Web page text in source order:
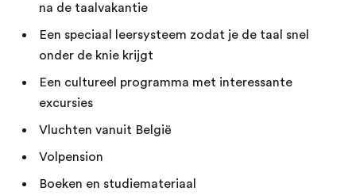
na de taalvakantie
Een speciaal leersysteem zodat je de taal snel
onder de knie krijgt
Een cultureel programma met interessante
excursies
Vluchten vanuit België
Volpension
Boeken en studiemateriaal